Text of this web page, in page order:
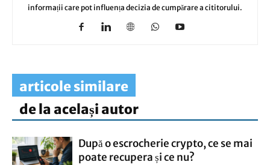
informații care pot influența decizia de cumpărare a cititorului.
articole similare
de la același autor
După o escrocherie crypto, ce se mai
poate recupera și ce nu?